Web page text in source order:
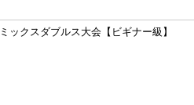
ミックスダブルス大会【ビギナー級】